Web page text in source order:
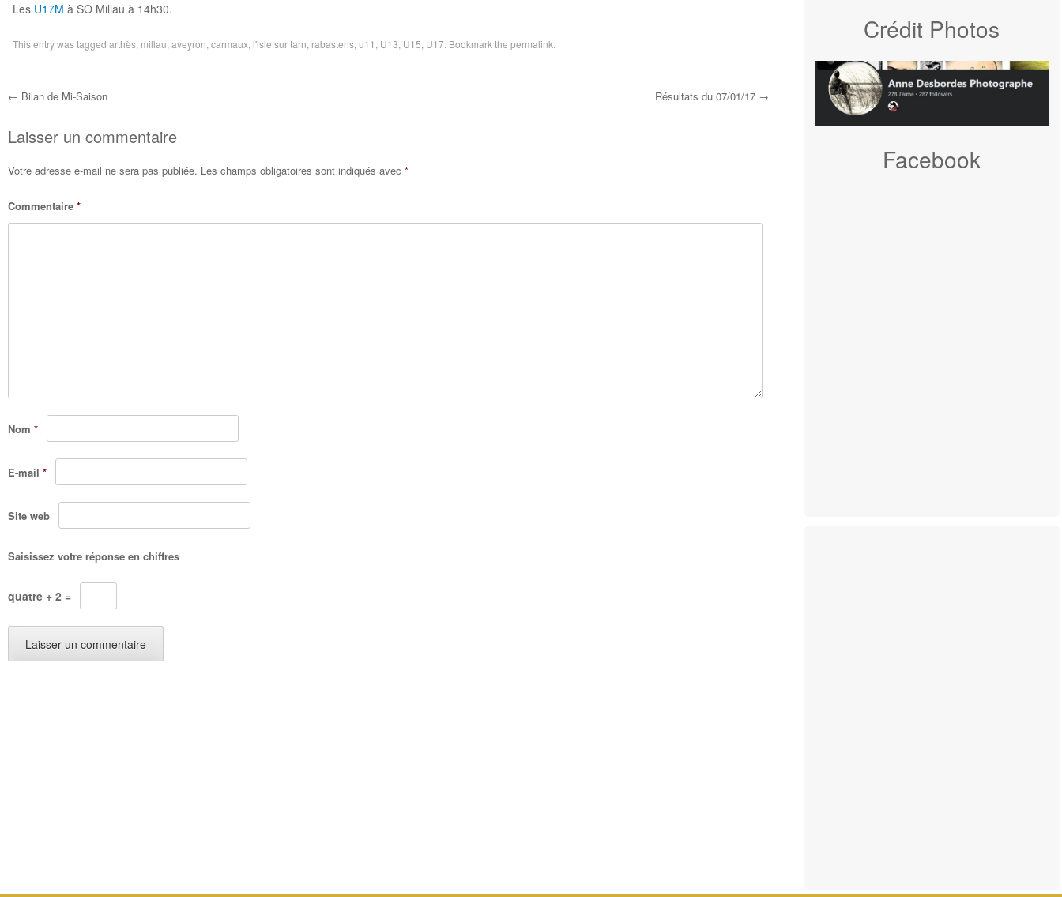
Les U17M à SO Millau à 14h30.
This entry was tagged arthès; millau aveyron carmaux, l'isle sur tarn rabastens, u11 U13 U15 U17. Bookmark the permalink
Post navigation
← Bilan de Mi-Saison Résultats du 07/01/17 →
Laisser un commentaire
Votre adresse e-mail ne sera pas publiée. Les champs obligatoires sont indiqués avec *
Commentaire *
Nom *
E-mail *
Site web
Saisissez votre réponse en chiffres
quatre + 2 =
Crédit Photos
Facebook